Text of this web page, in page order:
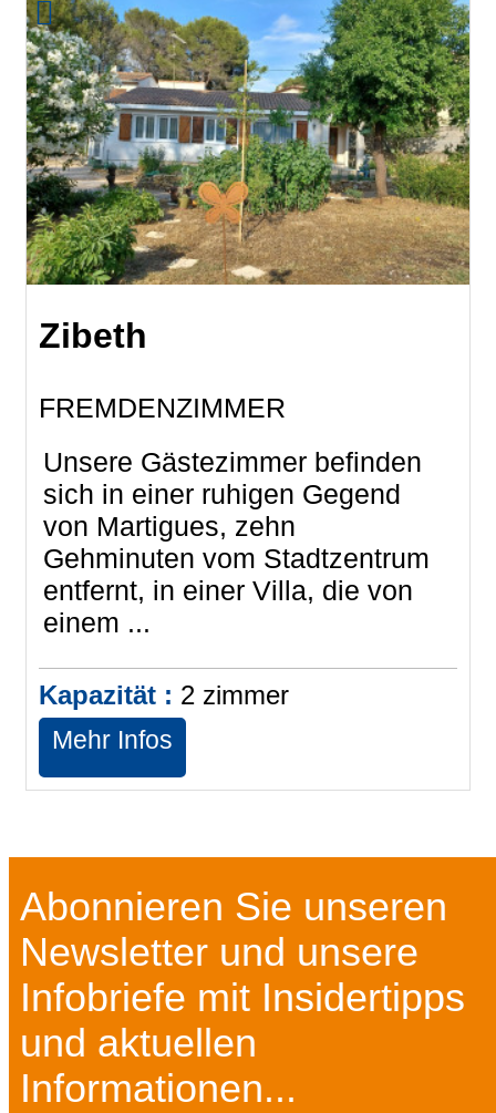
Zibeth
FREMDENZIMMER
Unsere Gästezimmer befinden
sich in einer ruhigen Gegend
von Martigues, zehn
Gehminuten vom Stadtzentrum
entfernt, in einer Villa, die von
einem ...
Kapazität : 2 zimmer
Mehr Infos
Abonnieren Sie unseren
Newsletter und unsere
Infobriefe mit Insidertipps
und aktuellen
Informationen...